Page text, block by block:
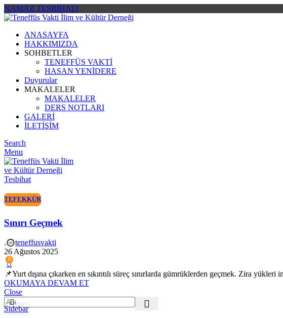
NAMAZ TESBİHATI
ANASAYFA
HAKKIMIZDA
SOHBETLER
TENEFFÜS VAKTİ
HASAN YENİDERE
Duyurular
MAKALELER
MAKALELER
DERS NOTLARI
GALERİ
İLETİŞİM
Search
Menu
Tesbihat
TEFEKKÜR
Sınırı Geçmek
.
teneffusvakti
26 Ağustos 2025
0
📌Yurt dışına çıkarken en sıkıntılı süreç sınırlarda gümrüklerden geçmek. Zira
OKUMAYA DEVAM ET
Close
Sidebar